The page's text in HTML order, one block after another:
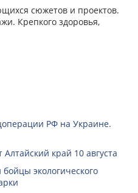
сюжетов и проектов.
Крепкого здоровья,
РФ на Украине.
край 10 августа
экологического